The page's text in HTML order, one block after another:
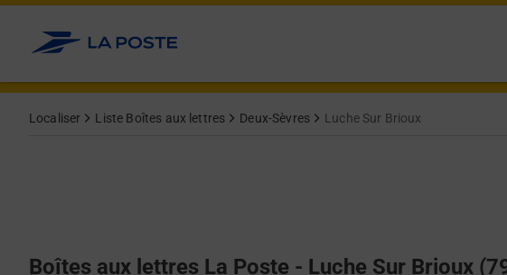
Allez au contenu
Localiser Liste Boîtes aux lettres Deux-Sèvres Luche Sur Brioux
Boîtes aux lettres La Poste - Luche Sur Brioux